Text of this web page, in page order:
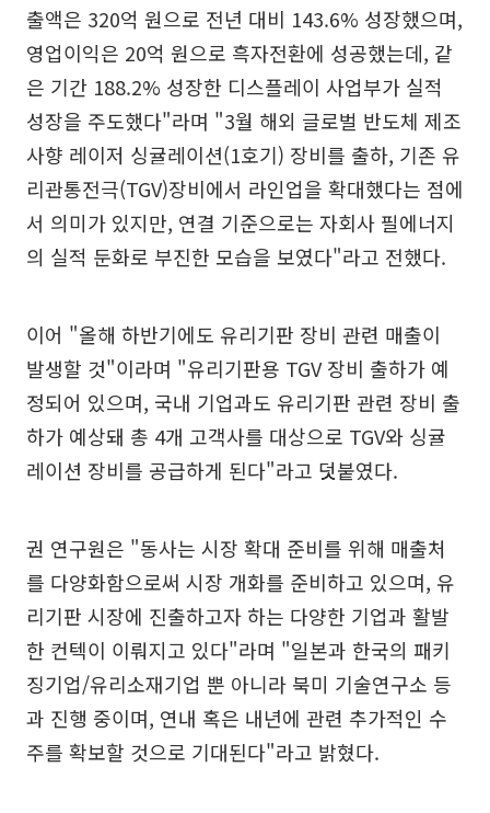
출액은 320억 원으로 전년 대비 143.6% 성장했으며,
영업이익은 20억 원으로 흑자전환에 성공했는데, 같
은 기간 188.2% 성장한 디스플레이 사업부가 실적
성장을 주도했다"라며 "3월 해외 글로벌 반도체 제조
사향 레이저 싱귤레이션(1호기) 장비를 출하, 기존 유
리관통전극(TGV)장비에서 라인업을 확대했다는 점에
서 의미가 있지만, 연결 기준으로는 자회사 필에너지
의 실적 둔화로 부진한 모습을 보였다"라고 전했다.
이어 "올해 하반기에도 유리기판 장비 관련 매출이
발생할 것"이라며 "유리기판용 TGV 장비 출하가 예
정되어 있으며, 국내 기업과도 유리기판 관련 장비 출
하가 예상돼 총 4개 고객사를 대상으로 TGV와 싱귤
레이션 장비를 공급하게 된다"라고 덧붙였다.
권 연구원은 "동사는 시장 확대 준비를 위해 매출처
를 다양화함으로써 시장 개화를 준비하고 있으며, 유
리기판 시장에 진출하고자 하는 다양한 기업과 활발
한 컨텍이 이뤄지고 있다"라며 "일본과 한국의 패키
징기업/유리소재기업 뿐 아니라 북미 기술연구소 등
과 진행 중이며, 연내 혹은 내년에 관련 추가적인 수
주를 확보할 것으로 기대된다"라고 밝혔다.